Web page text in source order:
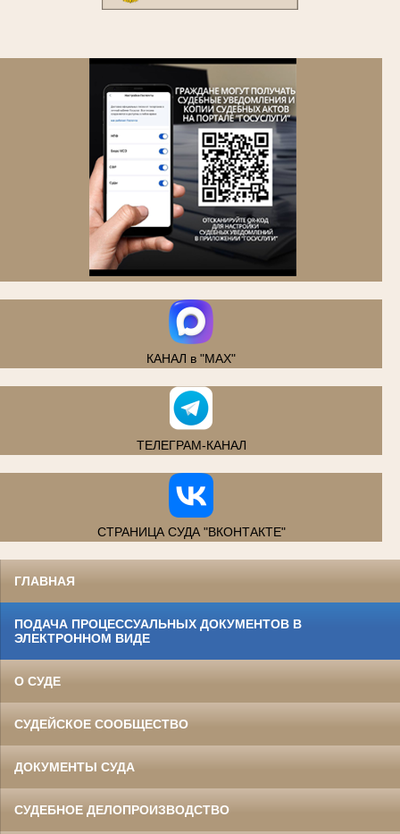
КАНАЛ в "MAX"
ТЕЛЕГРАМ-КАНАЛ
СТРАНИЦА СУДА "ВКОНТАКТЕ"
ГЛАВНАЯ
ПОДАЧА ПРОЦЕССУАЛЬНЫХ ДОКУМЕНТОВ В
ЭЛЕКТРОННОМ ВИДЕ
О СУДЕ
СУДЕЙСКОЕ СООБЩЕСТВО
ДОКУМЕНТЫ СУДА
СУДЕБНОЕ ДЕЛОПРОИЗВОДСТВО